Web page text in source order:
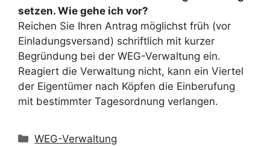
setzen. Wie gehe ich vor?
Reichen Sie Ihren Antrag möglichst früh (vor
Einladungsversand) schriftlich mit kurzer
Begründung bei der WEG-Verwaltung ein.
Reagiert die Verwaltung nicht, kann ein Viertel
der Eigentümer nach Köpfen die Einberufung
mit bestimmter Tagesordnung verlangen.
Kategorien
WEG-Verwaltung